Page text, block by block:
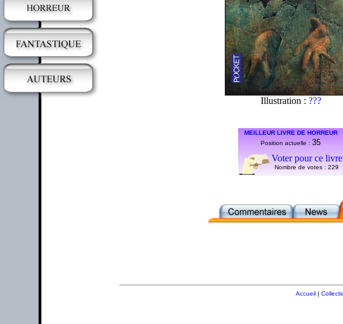
Illustration : ???
MEILLEUR LIVRE DE HORREUR
Position actuelle : 35
Voter pour ce livre
Nombre de votes : 229
Accueil |